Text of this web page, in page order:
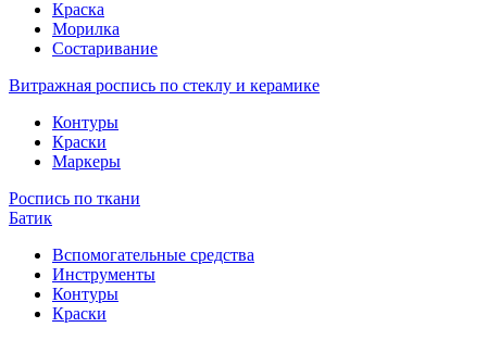
Краска
Морилка
Состаривание
Витражная роспись по стеклу и керамике
Контуры
Краски
Маркеры
Роспись по ткани
Батик
Вспомогательные средства
Инструменты
Контуры
Краски